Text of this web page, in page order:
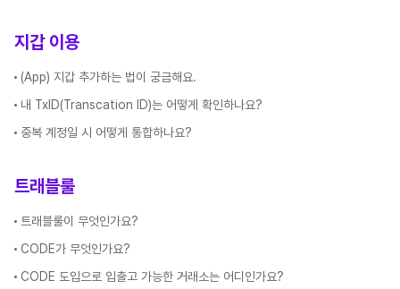
지갑 이용
(App) 지갑 추가하는 법이 궁금해요.
내 TxID(Transcation ID)는 어떻게 확인하나요?
중복 계정일 시 어떻게 통합하나요?
트래블룰
트래블룰이 무엇인가요?
CODE가 무엇인가요?
CODE 도입으로 입출고 가능한 거래소는 어디인가요?